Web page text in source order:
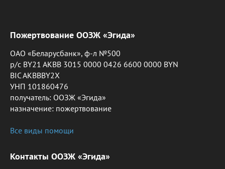
Пожертвование ООЗЖ «Эгида»
ОАО «Беларусбанк», ф-л №500
р/с BY21 AKBB 3015 0000 0426 6600 0000 BYN
BIC AKBBBY2X
УНП 101860476
получатель: ООЗЖ «Эгида»
назначение: пожертвование
Все виды помощи
Контакты ООЗЖ «Эгида»